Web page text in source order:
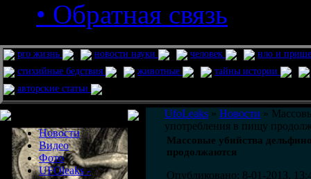
• Обратная связь
pro жизнь новости науки человек
нло и
стихийные бедствия
животные
тайны истории
авторские статьи
Новости
Видео
Фото
UFOleaks -
UfoLeaks » Новости »
употребления в пищу
Массовые убийства
продолжаются
Опубликовано: 8-01-2013,